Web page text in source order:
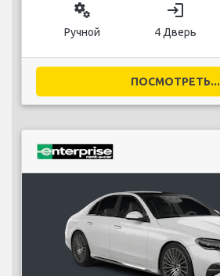
miscellaneous_services
Ручной
login
4 Дверь
ПОСМОТРЕТЬ...